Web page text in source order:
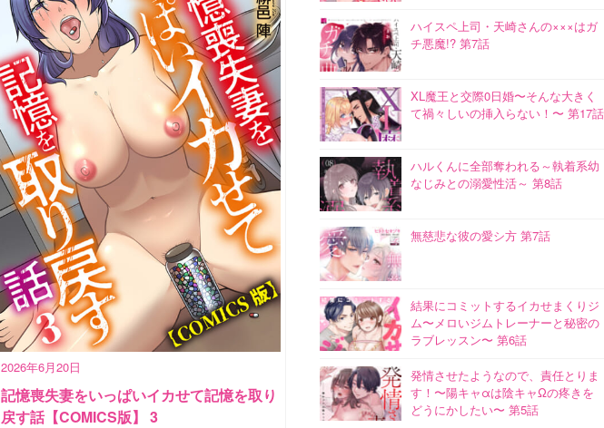
2026年6月20日
記憶喪失妻をいっぱいイカせて記憶を取り
戻す話【COMICS版】 3
ハイスペ上司・天崎さんの×××はガ
チ悪魔!? 第7話
XL魔王と交際0日婚〜そんな大きく
て禍々しいの挿入らない！〜 第17話
ハルくんに全部奪われる～執着系幼
なじみとの溺愛性活～ 第8話
無慈悲な彼の愛シ方 第7話
結果にコミットするイカせまくりジ
ム〜メロいジムトレーナーと秘密の
ラブレッスン〜 第6話
発情させたようなので、責任とりま
す！〜陽キャαは陰キャΩの疼きを
どうにかしたい〜 第5話